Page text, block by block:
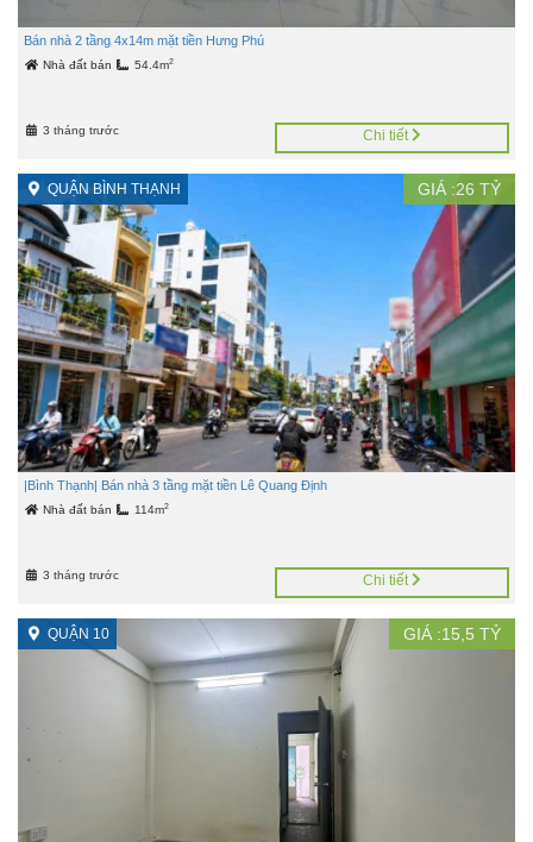
Bán nhà 2 tầng 4x14m mặt tiền Hưng Phú
Nhà đất bán 54.4m2
3 tháng trước Chi tiết
QUẬN BÌNH THẠNH GIÁ :26 TỶ
|Bình Thạnh| Bán nhà 3 tầng mặt tiền Lê Quang Định
Nhà đất bán 114m2
3 tháng trước Chi tiết
QUẬN 10 GIÁ :15,5 TỶ